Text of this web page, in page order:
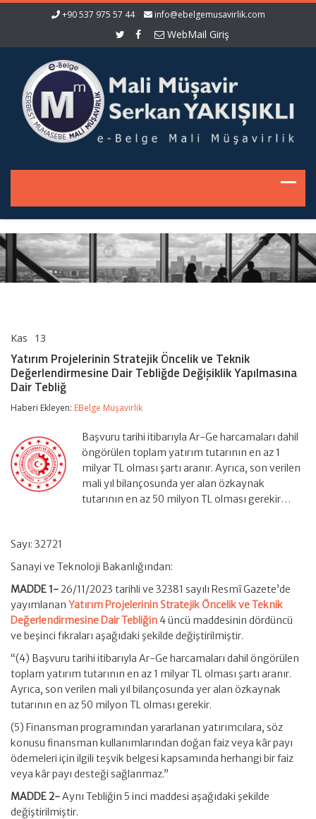
+90 537 975 57 44 info@ebelgemusavirlik.com
WebMail Giriş
Kas 13
Stratejik
Öncelik
ve
Teknik
Değerlendirmesine
Tebliğde
Değişiklik
Yapılmasına
Dair
Tebliğ
Yatırım Projelerinin Stratejik Öncelik ve Teknik
Değerlendirmesine Dair Tebliğde Değişiklik Yapılmasına
Dair Tebliğ
Haberi Ekleyen: EBelge Müşavirlik
Başvuru tarihi itibarıyla Ar-Ge harcamaları dahil
öngörülen toplam yatırım tutarının en az 1
milyar TL olması şartı aranır. Ayrıca, son verilen
mali yıl bilançosunda yer alan özkaynak
tutarının en az 50 milyon TL olması gerekir…
Sayı: 32721
Sanayi ve Teknoloji Bakanlığından:
MADDE 1- 26/11/2023 tarihli ve 32381 sayılı Resmî Gazete’de
yayımlanan Yatırım Projelerinin Stratejik Öncelik ve Teknik
Değerlendirmesine Dair Tebliğin 4 üncü maddesinin dördüncü
ve beşinci fıkraları aşağıdaki şekilde değiştirilmiştir.
“(4) Başvuru tarihi itibarıyla Ar-Ge harcamaları dahil öngörülen
toplam yatırım tutarının en az 1 milyar TL olması şartı aranır.
Ayrıca, son verilen mali yıl bilançosunda yer alan özkaynak
tutarının en az 50 milyon TL olması gerekir.
(5) Finansman programından yararlanan yatırımcılara, söz
konusu finansman kullanımlarından doğan faiz veya kâr payı
ödemeleri için ilgili teşvik belgesi kapsamında herhangi bir faiz
veya kâr payı desteği sağlanmaz.”
MADDE 2-Aynı Tebliğin 5 inci maddesi aşağıdaki şekilde
değiştirilmiştir.